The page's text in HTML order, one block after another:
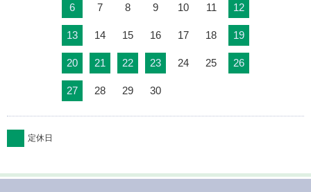
6 7 8 9 10 11 12
13 14 15 16 17 18 19
20 21 22 23 24 25 26
27 28 29 30
定休日